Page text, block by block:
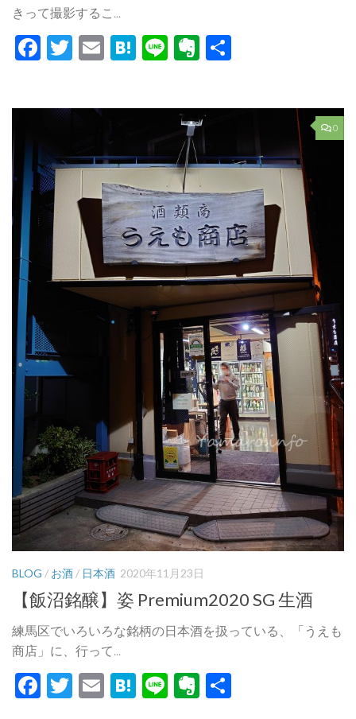
きって撮影するこ...
Facebook
Twitter
EmailHatena
LineEvernote
0
BLOG / お酒 / 日本酒 2020年11月23日
【飯沼銘醸】姿 Premium2020 SG 生酒
練馬区でいろいろな銘柄の日本酒を扱っている、「うえも
商店」に、行って...
Facebook
Twitter
EmailHatena
LineEvernote